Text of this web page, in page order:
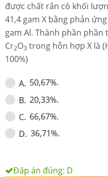
được chất rắn có khối
41,4 gam X bằng phản
gam Al. Thành phần
Cr2O3 trong hỗn hợp X là
100%)
A. 50,67%.
B. 20,33%.
C. 66,67%.
D. 36,71%.
Đáp án đúng: D